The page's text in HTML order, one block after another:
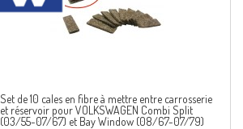
Set de 10 cales en fibre à mettre entre carrosserie
et réservoir pour VOLKSWAGEN Combi Split
(03/55-07/67) et Bay Window (08/67-07/79)